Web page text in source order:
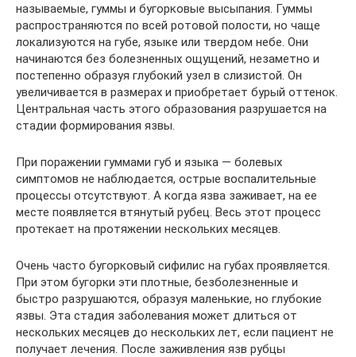
называемые, гуммы и бугорковые высыпания. Гуммы
распространяются по всей ротовой полости, но чаще
локализуются на губе, языке или твердом небе. Они
начинаются без болезненных ощущений, незаметно и
постепенно образуя глубокий узел в слизистой. Он
увеличивается в размерах и приобретает бурый оттенок.
Центральная часть этого образования разрушается на
стадии формирования язвы.
При поражении гуммами губ и языка — болевых
симптомов не наблюдается, острые воспалительные
процессы отсутствуют. А когда язва заживает, на ее
месте появляется втянутый рубец. Весь этот процесс
протекает на протяжении нескольких месяцев.
Очень часто бугорковый сифилис на губах проявляется.
При этом бугорки эти плотные, безболезненные и
быстро разрушаются, образуя маленькие, но глубокие
язвы. Эта стадия заболевания может длиться от
нескольких месяцев до нескольких лет, если пациент не
получает лечения. После заживления язв рубцы